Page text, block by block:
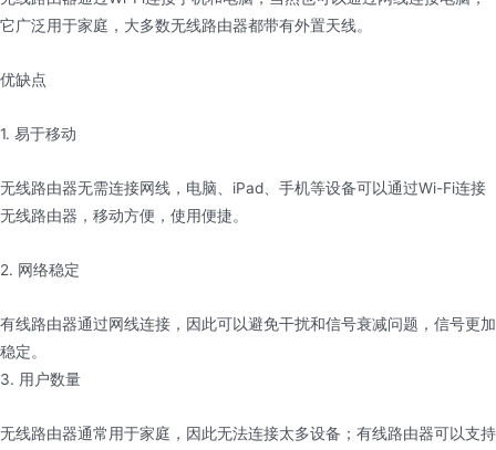
它广泛用于家庭，大多数无线路由器都带有外置天线。
优缺点
1. 易于移动
无线路由器无需连接网线，电脑、iPad、手机等设备可以通过Wi-Fi连接
无线路由器，移动方便，使用便捷。
2. 网络稳定
有线路由器通过网线连接，因此可以避免干扰和信号衰减问题，信号更加
稳定。
3. 用户数量
无线路由器通常用于家庭，因此无法连接太多设备；有线路由器可以支持